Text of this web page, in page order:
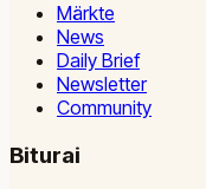
Märkte
News
Daily Brief
Newsletter
Community
Biturai